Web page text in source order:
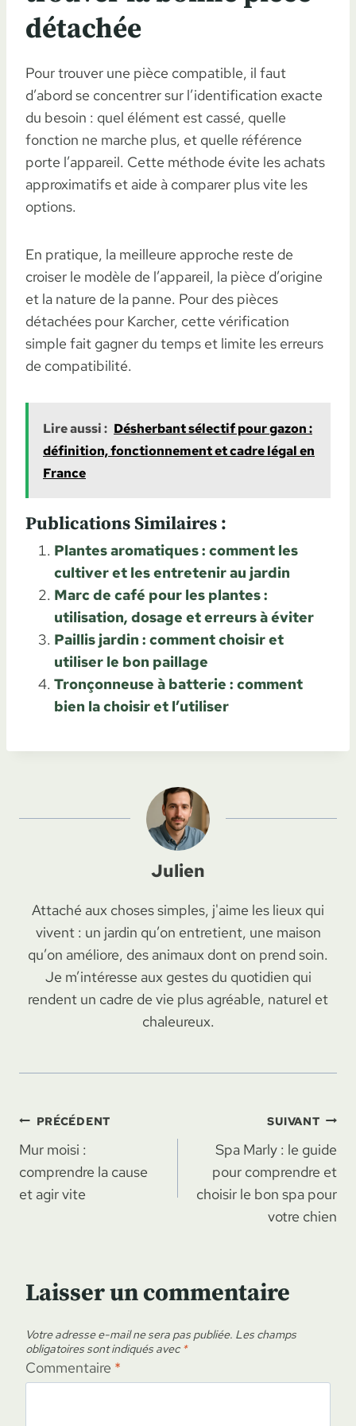
détachée
Pour trouver une pièce compatible, il faut
d’abord se concentrer sur l’identification exacte
du besoin : quel élément est cassé, quelle
fonction ne marche plus, et quelle référence
porte l’appareil. Cette méthode évite les achats
approximatifs et aide à comparer plus vite les
options.
En pratique, la meilleure approche reste de
croiser le modèle de l’appareil, la pièce d’origine
et la nature de la panne. Pour des pièces
détachées pour Karcher, cette vérification
simple fait gagner du temps et limite les erreurs
de compatibilité.
Lire aussi : Désherbant sélectif pour gazon :
définition, fonctionnement et cadre légal en
France
Publications Similaires :
Plantes aromatiques : comment les
cultiver et les entretenir au jardin
Marc de café pour les plantes :
utilisation, dosage et erreurs à éviter
Paillis jardin : comment choisir et
utiliser le bon paillage
Tronçonneuse à batterie : comment
bien la choisir et l’utiliser
Julien
Attaché aux choses simples, j'aime les lieux qui
vivent : un jardin qu’on entretient, une maison
qu’on améliore, des animaux dont on prend soin.
Je m’intéresse aux gestes du quotidien qui
rendent un cadre de vie plus agréable, naturel et
chaleureux.
Navigation
de
l’article
PRÉCÉDENT
Mur moisi :
comprendre la cause
et agir vite
SUIVANT
Spa Marly : le guide
pour comprendre et
choisir le bon spa pour
votre chien
Laisser un commentaire
Votre adresse e-mail ne sera pas publiée. Les champs
obligatoires sont indiqués avec *
Commentaire *